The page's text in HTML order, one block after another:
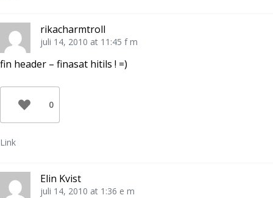
rikacharmtroll
juli 14, 2010 at 11:45 f m
fin header – finasat hitils ! =)
0
Link
Elin Kvist
juli 14, 2010 at 1:36 e m